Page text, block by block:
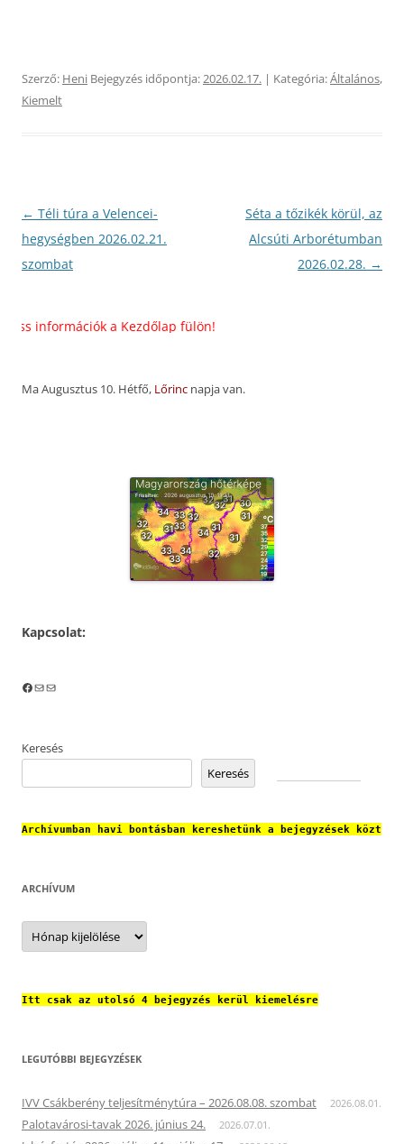
Szerző: Heni Bejegyzés időpontja: 2026.02.17. | Kategória:Általános,
Kiemelt
Bejegyzés
navigáció
← Téli túra a Velencei-
hegységben 2026.02.21.
szombat
Séta a tőzikék körül, az
Alcsúti Arborétumban
2026.02.28. →
a Kezdőlap fülön!
Ma Augusztus 10. Hétfő, Lőrinc napja van.
Kapcsolat:
Facebook
Mail
Mail
Keresés
Keresés
Archívumban havi bontásban kereshetünk a bejegyzések közt
ARCHÍVUM
Archívum
Itt csak az utolsó 4 bejegyzés kerül kiemelésre
LEGUTÓBBI BEJEGYZÉSEK
IVV Csákberény teljesítménytúra – 2026.08.08. szombat 2026.08.01.
Palotavárosi-tavak 2026. június 24. 2026.07.01.